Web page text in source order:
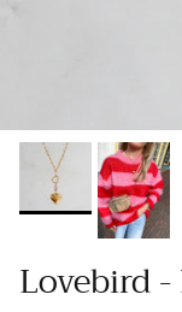
Lovebird